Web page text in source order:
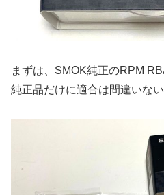
まずは、SMOK純正のRPM
純正品だけに適合は間違いない